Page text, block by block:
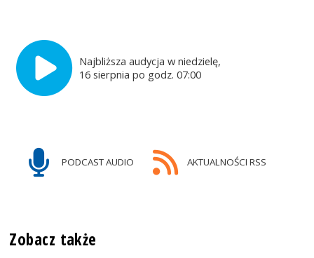
Najbliższa audycja w niedzielę,
16 sierpnia po godz. 07:00
PODCAST AUDIO AKTUALNOŚCI RSS
Zobacz także